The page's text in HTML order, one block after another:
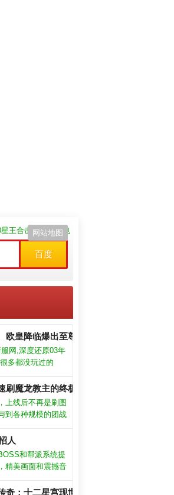
王合击任务系统也
百度
网站地图
欧皇降临爆出至尊宝石666！
网,深度还原03年
多都没玩过的
地方。这里就是你
传奇私服网站。
刷魔龙教主的终极秘籍！
上线后不再是刷图
到各种规模的团战
线领取极品的神器
是土豪欧皇的专
刀就能发现惊喜拥
具，帮你快速成
人
和帮派系统提
精美画面和震撼音
交易装备，安全可
奇：十二星宫现世，弑神套装秒杀全服！